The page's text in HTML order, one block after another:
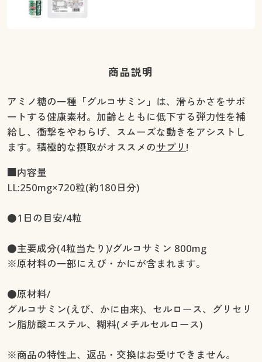
商品説明
アミノ糖の一種「グルコサミン」は、滑らかさをサポ
ートする健康素材。加齢とともに低下する弾力性を補
給し、衝撃をやわらげ、スムーズな動きをアシストし
ます。積極的な摂取がオススメのサプリ !
■内容量
LL:250mg×720粒(約180日分)
●1日の目安/4粒
●主要成分(4粒当たり)/グルコサミン 800mg
※原材料の一部にえび・かにが含まれます。
●原材料/
グルコサミン(えび、かに由来)、セルロース、グリセリ
ン脂肪酸エステル、糊料(メチルセルロース)
※商品の特性上、返品・交換はお受けできません。